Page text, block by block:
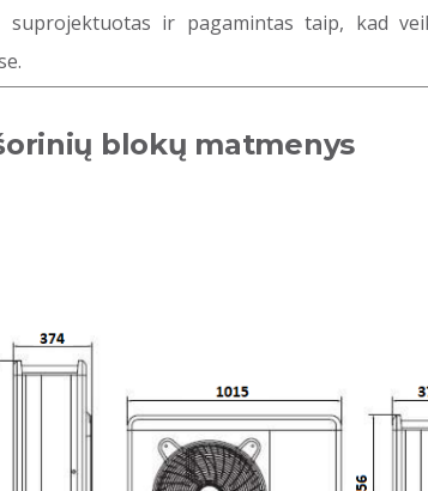
suprojektuotas ir pagamintas taip, kad
blokų matmenys